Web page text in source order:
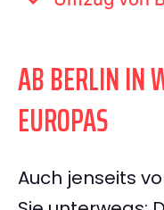
AB BERLIN IN
EUROPAS
Auch jenseits